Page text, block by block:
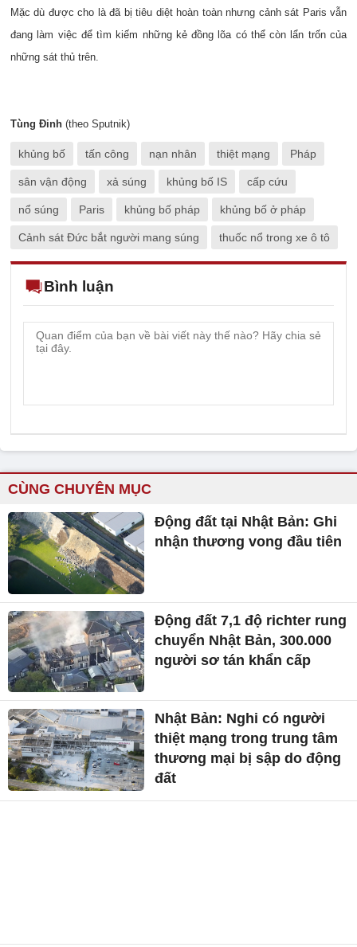
Mặc dù được cho là đã bị tiêu diệt hoàn toàn nhưng cảnh sát Paris vẫn
đang làm việc để tìm kiếm những kẻ đồng lõa có thể còn lẩn trốn của
những sát thủ trên.
Tùng Đinh (theo Sputnik)
khủng bố tấn công nạn nhân thiệt mạng Pháp
sân vận động xả súng khủng bố IS cấp cứu
nổ súng Paris khủng bố pháp khủng bố ở pháp
Cảnh sát Đức bắt người mang súng thuốc nổ trong xe ô tô
Bình luận
CÙNG CHUYÊN MỤC
Động đất tại Nhật Bản: Ghi
nhận thương vong đầu tiên
Động đất 7,1 độ richter rung
chuyển Nhật Bản, 300.000
người sơ tán khẩn cấp
Nhật Bản: Nghi có người
thiệt mạng trong trung tâm
thương mại bị sập do động
đất